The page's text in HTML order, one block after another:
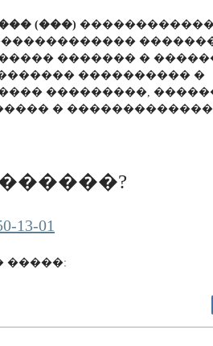
(���)
������� �
���������� �
���������,
�
13-01
�����: